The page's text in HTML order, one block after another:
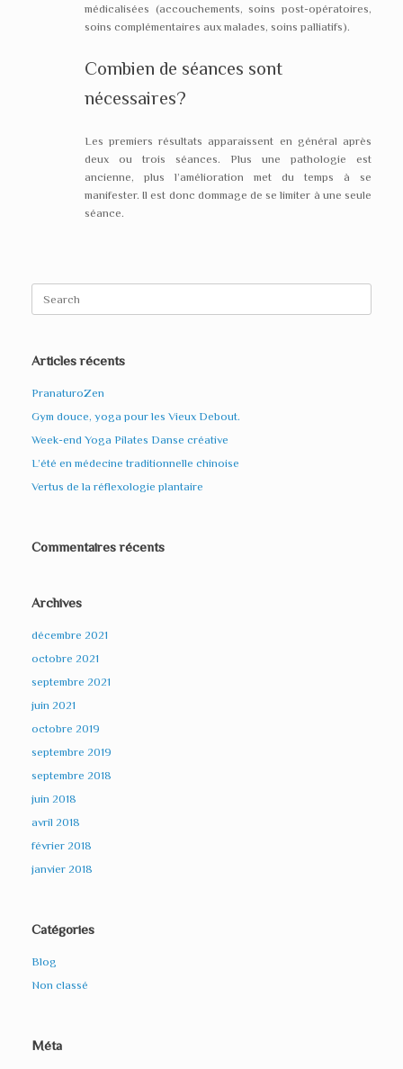
médicalisées (accouchements, soins post-opératoires,
soins complémentaires aux malades, soins palliatifs).
Combien de séances sont
nécessaires?
Les premiers résultats apparaissent en général après
deux ou trois séances. Plus une pathologie est
ancienne, plus l’amélioration met du temps à se
manifester. Il est donc dommage de se limiter à une seule
séance.
Articles récents
PranaturoZen
Gym douce, yoga pour les Vieux Debout.
Week-end Yoga Pilates Danse créative
L’été en médecine traditionnelle chinoise
Vertus de la réflexologie plantaire
Commentaires récents
Archives
décembre 2021
octobre 2021
septembre 2021
juin 2021
octobre 2019
septembre 2019
septembre 2018
juin 2018
avril 2018
février 2018
janvier 2018
Catégories
Blog
Non classé
Méta